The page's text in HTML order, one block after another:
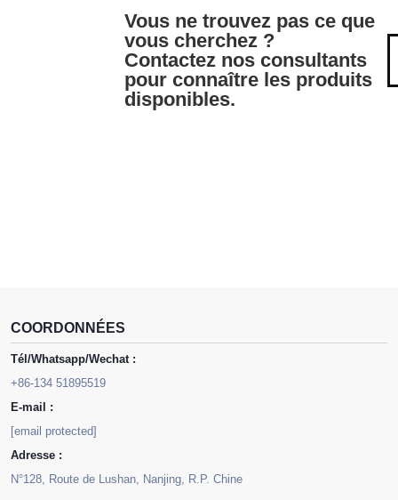
Vous ne trouvez pas ce que
vous cherchez ?
Contactez nos consultants
pour connaître les produits
disponibles.
COORDONNÉES
Tél/Whatsapp/Wechat :
+86-134 51895519
E-mail :
[email protected]
Adresse :
N°128, Route de Lushan, Nanjing, R.P. Chine